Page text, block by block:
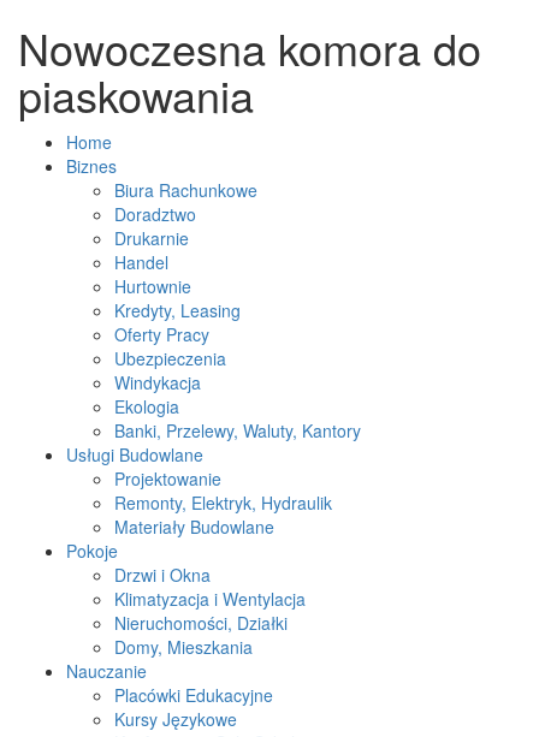
Nowoczesna komora do
piaskowania
Home
Biznes
Biura Rachunkowe
Doradztwo
Drukarnie
Handel
Hurtownie
Kredyty, Leasing
Oferty Pracy
Ubezpieczenia
Windykacja
Ekologia
Banki, Przelewy, Waluty, Kantory
Usługi Budowlane
Projektowanie
Remonty, Elektryk, Hydraulik
Materiały Budowlane
Pokoje
Drzwi i Okna
Klimatyzacja i Wentylacja
Nieruchomości, Działki
Domy, Mieszkania
Nauczanie
Placówki Edukacyjne
Kursy Językowe